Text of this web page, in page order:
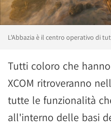
L'Abbazia è il centro operativo di
Tutti coloro che
XCOM ritroveranno
tutte le funzionalità
all'interno delle basi